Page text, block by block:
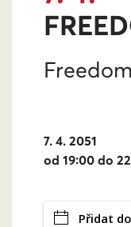
7. 4. 2051
od 19:00 do
Přidat